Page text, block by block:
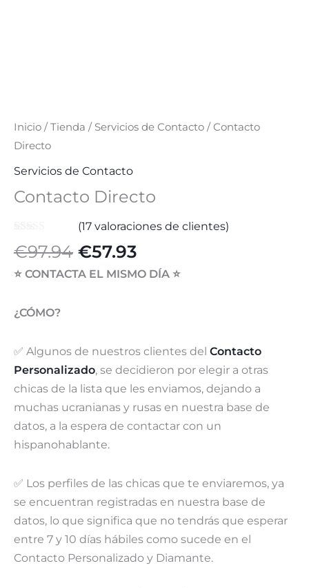
Inicio /Tienda / Servicios de Contacto / Contacto
Directo
Servicios de Contacto
Contacto Directo
Valorado
con4.53de
17
valoraciones
(17valoraciones de clientes)
€97.94 El
precio
€57.93
precio
⭐️ CONTACTA EL MISMO DÍA ⭐️
¿CÓMO?
✅ Algunos de nuestros clientes del Contacto
Personalizado, se decidieron por elegir a otras
chicas de la lista que les enviamos, dejando a
muchas ucranianas y rusas en nuestra base de
datos, a la espera de contactar con un
hispanohablante.
✅ Los perfiles de las chicas que te enviaremos, ya
se encuentran registradas en nuestra base de
datos, lo que significa que no tendrás que esperar
entre 7 y 10 días hábiles como sucede en el
Contacto Personalizado y Diamante.